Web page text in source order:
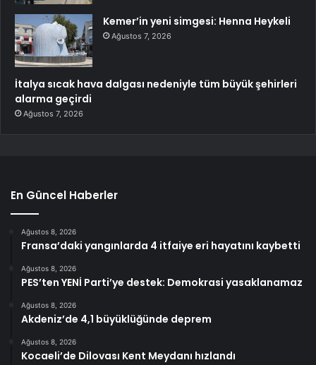
Kemer’in yeni simgesi: Henna Heykeli
Ağustos 7, 2026
İtalya sıcak hava dalgası nedeniyle tüm büyük şehirleri
alarma geçirdi
Ağustos 7, 2026
En Güncel Haberler
Ağustos 8, 2026
Fransa’daki yangınlarda 4 itfaiye eri hayatını kaybetti
Ağustos 8, 2026
PES’ten YENİ Parti’ye destek: Demokrasi yasaklanamaz
Ağustos 8, 2026
Akdeniz’de 4,1 büyüklüğünde deprem
Ağustos 8, 2026
Kocaeli’de Dilovası Kent Meydanı hızlandı